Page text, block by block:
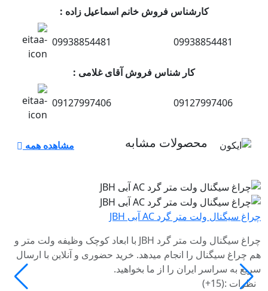
کارشناس فروش خانم اسماعیل زاده :
09938854481
09938854481
کار شناس فروش آقای غلامی :
09127997406
09127997406
محصولات مشابه مشاهده همه
چراغ سیگنال ولت متر گرد AC آبی JBH
چراغ سیگنال ولت متر گرد JBH با ابعاد کوچک وظیفه ولت متر و
هم چراغ سیگنال را انجام میدهد. خرید حضوری و آنلاین با ارسال
سریع به سراسر ایران را از ما بخواهید.
نظرات :(15+)